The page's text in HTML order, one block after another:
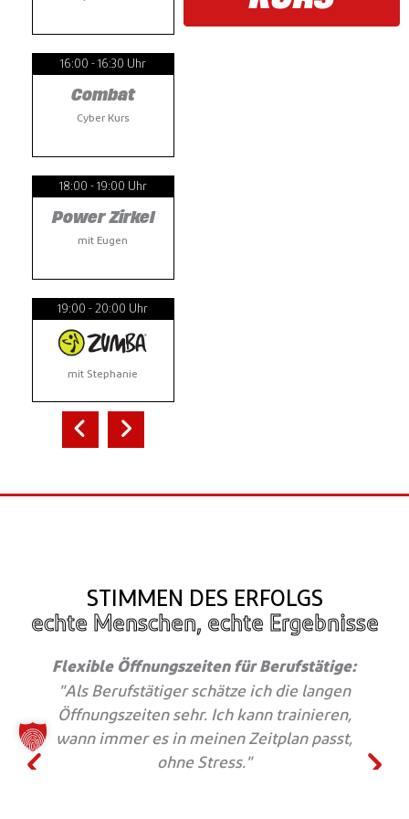
16:00 - 16:30 Uhr
Combat
Cyber Kurs
18:00 - 19:00 Uhr
Power Zirkel
mit Eugen
19:00 - 20:00 Uhr
mit Stephanie
STIMMEN DES ERFOLGS
echte Menschen, echte Ergebnisse
Flexible Öffnungszeiten für Berufstätige:
"Als Berufstätiger schätze ich die langen
Öffnungszeiten sehr. Ich kann trainieren,
wann immer es in meinen Zeitplan passt,
ohne Stress."